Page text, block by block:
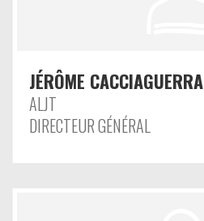
JÉRÔME CACCIAGUERRA
ALJT
DIRECTEUR GÉNÉRAL